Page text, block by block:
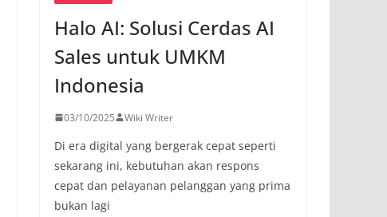
Halo AI: Solusi Cerdas AI
Sales untuk UMKM
Indonesia
03/10/2025 Wiki Writer
Di era digital yang bergerak cepat seperti
sekarang ini, kebutuhan akan respons
cepat dan pelayanan pelanggan yang prima
bukan lagi